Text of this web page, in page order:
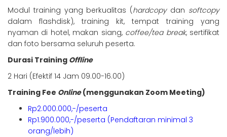
Modul training yang berkualitas (hardcopydan softcopy
dalam flashdisk), training kit, tempat training yang
nyaman di hotel, makan siang, coffee/tea break, sertifikat
dan foto bersama seluruh peserta.
Durasi Training Offline
2 Hari (Efektif 14 Jam 09.00-16.00)
Training Fee Online(menggunakan Zoom Meeting)
Rp2.000.000,-/peserta
Rp1.900.000,-/peserta (Pendaftaran minimal 3
orang/lebih)